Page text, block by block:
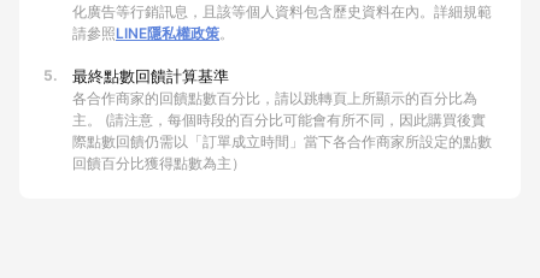
化廣告等行銷訊息，且該等個人資料包含歷史資料在內。詳細規範
請參照LINE隱私權政策。
5. 最終點數回饋計算基準
各合作商家的回饋點數百分比，請以跳轉頁上所顯示的百分比為
主。 (請注意，每個時段的百分比可能會有所不同，因此購買後實
際點數回饋仍需以「訂單成立時間」當下各合作商家所設定的點數
回饋百分比獲得點數為主）